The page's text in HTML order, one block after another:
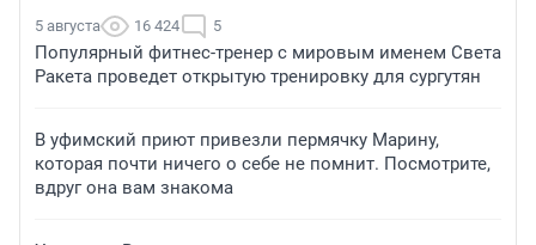
5 августа 16 424 5
Популярный фитнес-тренер с мировым именем Света
Ракета проведет открытую тренировку для сургутян
В уфимский приют привезли пермячку Марину,
которая почти ничего о себе не помнит. Посмотрите,
вдруг она вам знакома